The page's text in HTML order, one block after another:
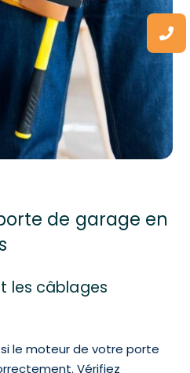
de garage en
les câblages
le moteur de votre porte
Vérifiez